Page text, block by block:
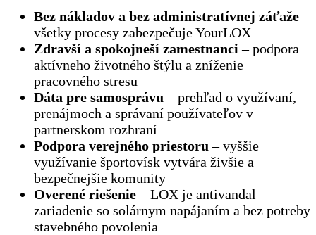
Bez nákladov a bez administratívnej záťaže–
všetky procesy zabezpečuje YourLOX
Zdravší a spokojneší zamestnanci – podpora
aktívneho životného štýlu a zníženie
pracovného stresu
Dáta pre samosprávu – prehľad o využívaní,
prenájmoch a správaní používateľov v
partnerskom rozhraní
Podpora verejného priestoru – vyššie
využívanie športovísk vytvára živšie a
bezpečnejšie komunity
Overené riešenie– LOX je antivandal
zariadenie so solárnym napájaním a bez potreby
stavebného povolenia